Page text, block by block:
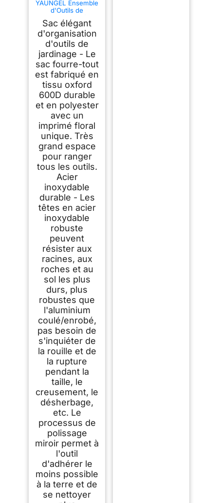
YAUNGEL Ensemble
d'Outils de
en Acier Inoxydable
à Usage intensif
avec poignée en
Bois antidérapante -
Cadeaux pour Les
Femmes et Les
Hommes, Vert
Sac élégant
d'organisation
d'outils de
jardinage - Le
sac fourre-tout
est fabriqué en
tissu oxford
600D durable
et en polyester
avec un
imprimé floral
unique. Très
grand espace
pour ranger
tous les outils.
Acier
inoxydable
durable - Les
têtes en acier
inoxydable
robuste
peuvent
résister aux
racines, aux
roches et au
sol les plus
durs, plus
robustes que
l'aluminium
coulé/enrobé,
pas besoin de
s'inquiéter de
la rouille et de
la rupture
pendant la
taille, le
creusement, le
désherbage,
etc. Le
processus de
polissage
miroir permet à
l'outil
d'adhérer le
moins possible
à la terre et de
se nettoyer